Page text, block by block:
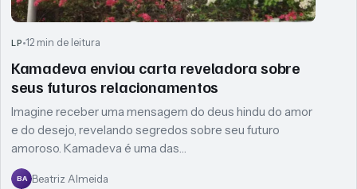
LP 12 min de leitura
Kamadeva enviou carta reveladora sobre
seus futuros relacionamentos
Imagine receber uma mensagem do deus hindu do amor
e do desejo, revelando segredos sobre seu futuro
amoroso. Kamadeva é uma das…
BA Beatriz Almeida